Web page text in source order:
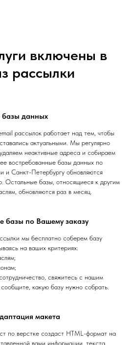
включены в
рассылки
базы данных
рассылок работает над тем, чтобы
актуальными. Мы регулярно
неактивные адреса и собираем
востребованные базы данных по
и Санкт-Петербургу обновляются
Остальные базы, относящиеся к другим
обновляются раз в месяц.
базы по Вашему заказу
мы бесплатно соберем базу
на ваших критериях:
свяжитесь с нашим
какую базу нужно собрать.
макета
по верстке создаст HTML-формат на
вами информации, текста,